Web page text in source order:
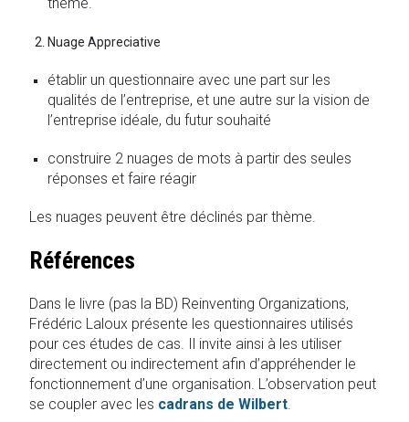
Nuage Appreciative
établir un questionnaire avec une part sur les
qualités de l’entreprise, et une autre sur la vision de
l’entreprise idéale, du futur souhaité
construire 2 nuages de mots à partir des seules
réponses et faire réagir
Les nuages peuvent être déclinés par thème.
Références
Dans le livre (pas la BD) Reinventing Organizations,
Frédéric Laloux présente les questionnaires utilisés
pour ces études de cas. Il invite ainsi à les utiliser
directement ou indirectement afin d’appréhender le
fonctionnement d’une organisation. L’observation peut
se coupler avec les cadrans de Wilbert.